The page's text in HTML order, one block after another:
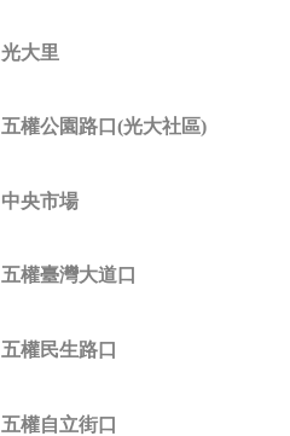
光大里
五權公園路口(光大社區)
中央市場
五權臺灣大道口
五權民生路口
五權自立街口